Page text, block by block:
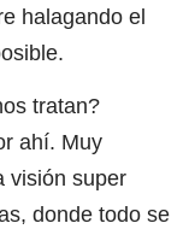
halagando el
tratan?
ahí. Muy
visión super
donde todo se